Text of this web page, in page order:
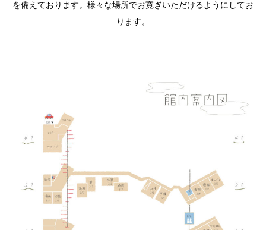
を備えております。様々な場所でお寛ぎいただけるようにしてお
ります。